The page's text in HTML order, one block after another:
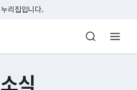
본문 바로가기
리집입니다.
회 Korea Media
식